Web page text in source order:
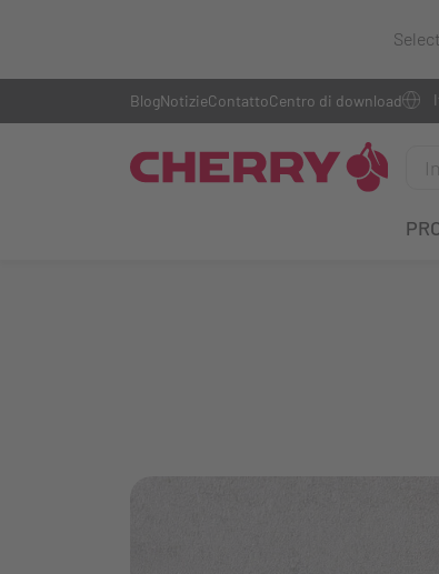
BlogNotizieContattoCentro di download